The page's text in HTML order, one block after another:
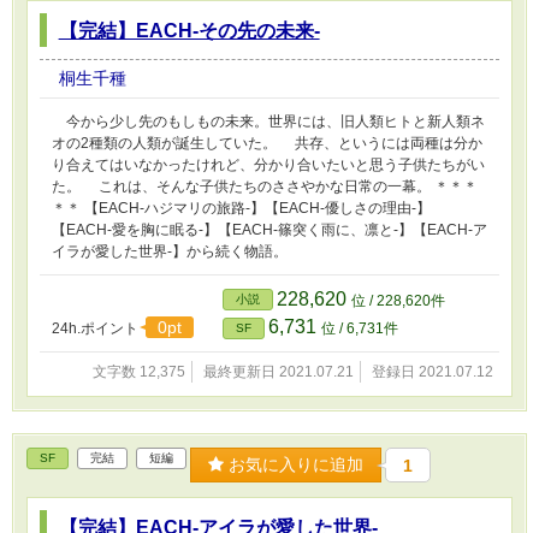
【完結】EACH-その先の未来-
桐生千種
今から少し先のもしもの未来。世界には、旧人類ヒトと新人類ネ
オの2種類の人類が誕生していた。 共存、というには両種は分か
り合えてはいなかったけれど、分かり合いたいと思う子供たちがい
た。 これは、そんな子供たちのささやかな日常の一幕。 ＊＊＊
＊＊ 【EACH-ハジマリの旅路-】【EACH-優しさの理由-】
【EACH-愛を胸に眠る-】【EACH-篠突く雨に、凛と-】【EACH-ア
イラが愛した世界-】から続く物語。
24h.ポイント 0pt
小説 228,620 位 / 228,620件
SF 6,731 位 / 6,731件
文字数 12,375 最終更新日 2021.07.21 登録日 2021.07.12
SF 完結 短編 お気に入りに追加 1
【完結】EACH-アイラが愛した世界-